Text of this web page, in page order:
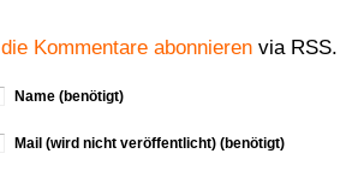
die Kommentare abonnieren via RSS.
Name (benötigt)
Mail (wird nicht veröffentlicht) (benötigt)